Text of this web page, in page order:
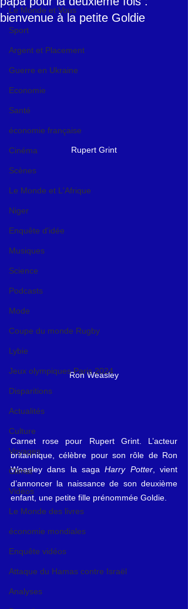
Le Monde et Vous
Sport
Argent et Placement
Guerre en Ukraine
Economie
Santé
économie française
Cinéma
Scènes
Le Monde et L'Afrique
Niger
Enquête d'idée
Musiques
Science
Podcasts
Mode
Coupe du monde Rugby
Lybie
Jeux olympiques Paris 2024
Disparitions
Actualités
Culture
Voyages
Climat
Vidéos
Le Monde des livres
économie mondiales
Enquête vidéos
Attaque du Hamas contre Israël
Analyses
bienvenue à la petite Goldie
Rupert Grint
Ron Weasley
Carnet rose pour Rupert Grint. L’acteur
britannique, célèbre pour son rôle de Ron
Weasley dans la saga Harry Potter, vient
d’annoncer la naissance de son deuxième
enfant, une petite fille prénommée Goldie.